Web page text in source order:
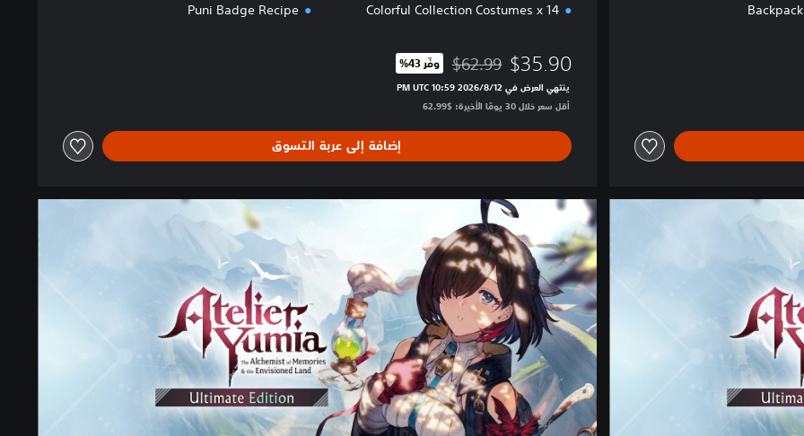
Colorful Collection Costumes x 14
Puni Badge Recipe
$35.90 مخصوم من السعر الأصلي البالغ $62.99‏
$62.99 وفّر 43%‏
ينتهي العرض في 12‏/8‏/2026 10:59 PM UTC‏
أقل سعر خلال 30 يومًا الأخيرة: $62.99‏
إضافة إلى عربة التسوق
U
l
t
i
m
a
t
e
E
i
t